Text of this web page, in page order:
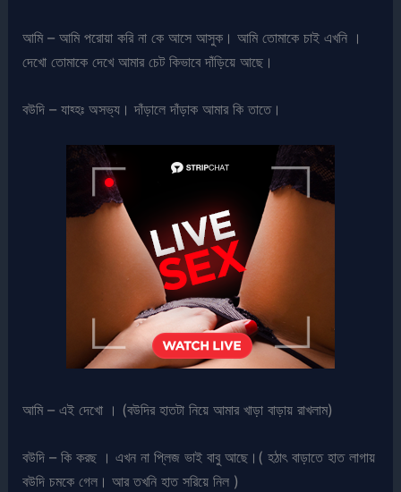
আমি – আমি পরোয়া করি না কে আসে আসুক। আমি তোমাকে চাই এখনি ।
দেখো তোমাকে দেখে আমার চেট কিভাবে দাঁড়িয়ে আছে।
বউদি – যাহ্হঃ অসভ্য। দাঁড়ালে দাঁড়াক আমার কি তাতে।
আমি – এই দেখো । (বউদির হাতটা নিয়ে আমার খাড়া বাড়ায় রাখলাম)
বউদি – কি করছ । এখন না প্লিজ ভাই বাবু আছে।( হঠাৎ বাড়াতে হাত লাগায়
বউদি চমকে গেল। আর তখনি হাত সরিয়ে নিল )